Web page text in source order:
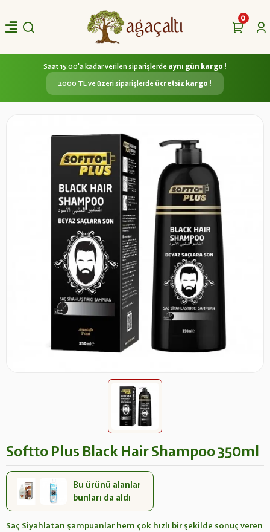
0
Saat 15:00'a kadar verilen siparişlerde aynı gün kargo !
2000 TL ve üzeri siparişlerde ücretsiz kargo !
Softto Plus Black Hair Shampoo 350ml
Bu ürünü alanlar
bunları da aldı
Saç Siyahlatan şampuanlar hem çok hızlı bir şekilde sonuç veren